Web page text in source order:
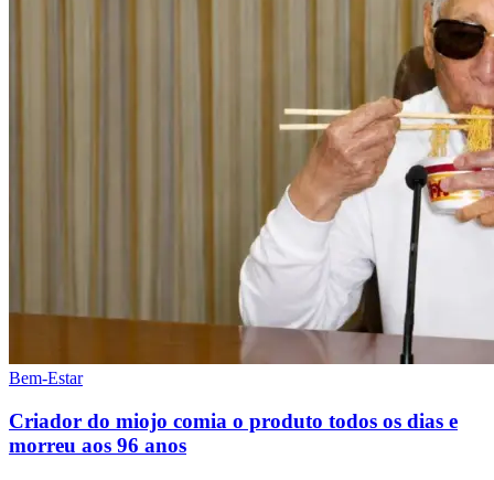
Bem-Estar
Criador do miojo comia o produto todos os dias e
morreu aos 96 anos